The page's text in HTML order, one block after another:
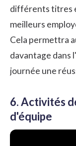
différents titres
meilleurs
Cela permettra
davantage dans
journée une
6. Activités
d'équipe